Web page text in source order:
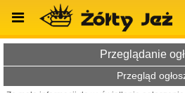
Przeglądanie
Przegląd